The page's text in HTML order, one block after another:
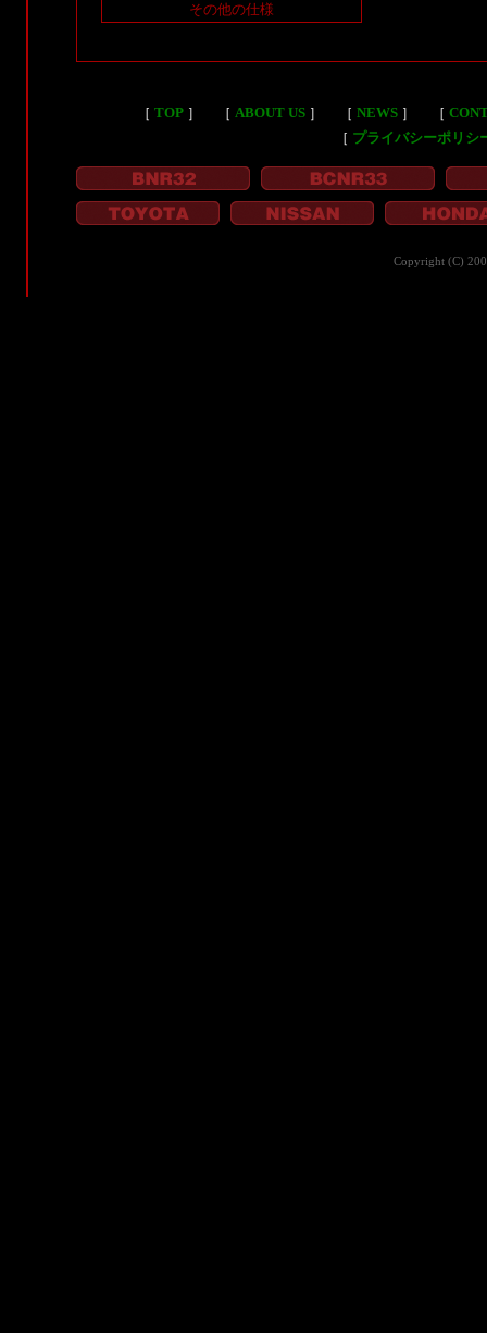
その他の仕様
［ TOP］ ［ ABOUT US］ ［ NEWS］ ［
［ プライバシーポリシ
Copyright (C)